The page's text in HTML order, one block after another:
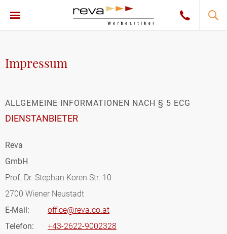
Impressum
ALLGEMEINE INFORMATIONEN NACH § 5 ECG
DIENSTANBIETER
Reva
GmbH
Prof. Dr. Stephan Koren Str. 10
2700 Wiener Neustadt
E-Mail:
office@reva.co.at
Telefon:
+43-2622-9002328